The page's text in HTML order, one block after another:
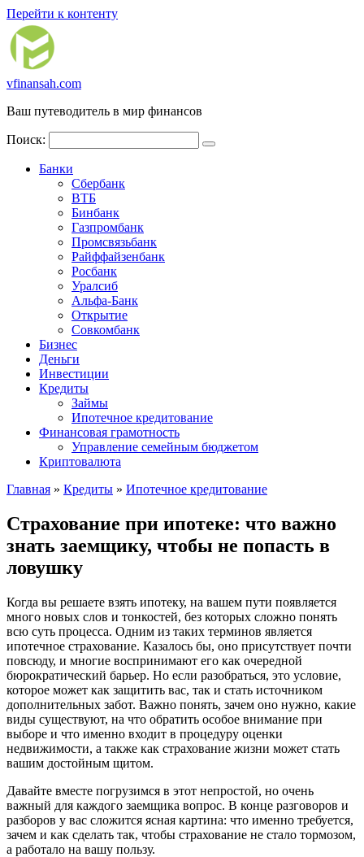
Перейти к контенту
vfinansah.com
Ваш путеводитель в мир финансов
Поиск:
Банки
Сбербанк
ВТБ
Бинбанк
Газпромбанк
Промсвязьбанк
Райффайзенбанк
Росбанк
Уралсиб
Альфа-Банк
Открытие
Совкомбанк
Бизнес
Деньги
Инвестиции
Кредиты
Займы
Ипотечное кредитование
Финансовая грамотность
Управление семейным бюджетом
Криптовалюта
Главная » Кредиты » Ипотечное кредитование
Страхование при ипотеке: что важно
знать заемщику, чтобы не попасть в
ловушку
Когда вы решаете взять ипотеку, на вашем пути появляется
много новых слов и тонкостей, без которых сложно понять
всю суть процесса. Одним из таких терминов является
ипотечное страхование. Казалось бы, оно присутствует почти
повсюду, и многие воспринимают его как очередной
бюрократический барьер. Но если разобраться, это условие,
которое может как защитить вас, так и стать источником
дополнительных забот. Важно понять, зачем оно нужно, какие
виды существуют, на что обратить особое внимание при
выборе и что именно входит в процедуру оценки
недвижимости, а также как страхование жизни может стать
вашим достойным щитом.
Давайте вместе погрузимся в этот непростой, но очень
важный для каждого заемщика вопрос. В конце разговоров и
разборов у вас сложится ясная картина: что именно требуется,
зачем и как сделать так, чтобы страхование не стало тормозом,
а работало на вашу пользу.